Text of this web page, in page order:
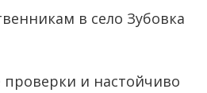
в село Зубовка
проверки и настойчиво